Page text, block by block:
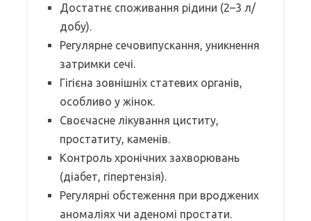
Достатнє споживання рідини (2–3 л/
добу).
Регулярне сечовипускання, уникнення
затримки сечі.
Гігієна зовнішніх статевих органів,
особливо у жінок.
Своєчасне лікування циститу,
простатиту, каменів.
Контроль хронічних захворювань
(діабет, гіпертензія).
Регулярні обстеження при вроджених
аномаліях чи аденомі простати.